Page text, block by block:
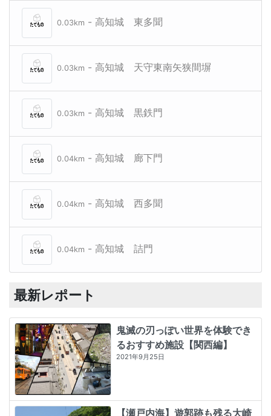
0.03km - 高知城 東多聞
0.03km - 高知城 天守東南矢狭間塀
0.03km - 高知城 黒鉄門
0.04km - 高知城 廊下門
0.04km - 高知城 西多聞
0.04km - 高知城 詰門
最新レポート
鬼滅の刃っぽい世界を体験でき
るおすすめ施設【関西編】
2021年9月25日
【瀬戸内海】遊郭跡も残る大崎